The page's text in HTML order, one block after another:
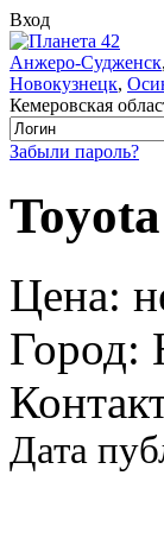
Вход
Анжеро-Судженск,
Новокузнецк,
Кемеровская
Забыли пароль?
Цена:
Город:
Дата